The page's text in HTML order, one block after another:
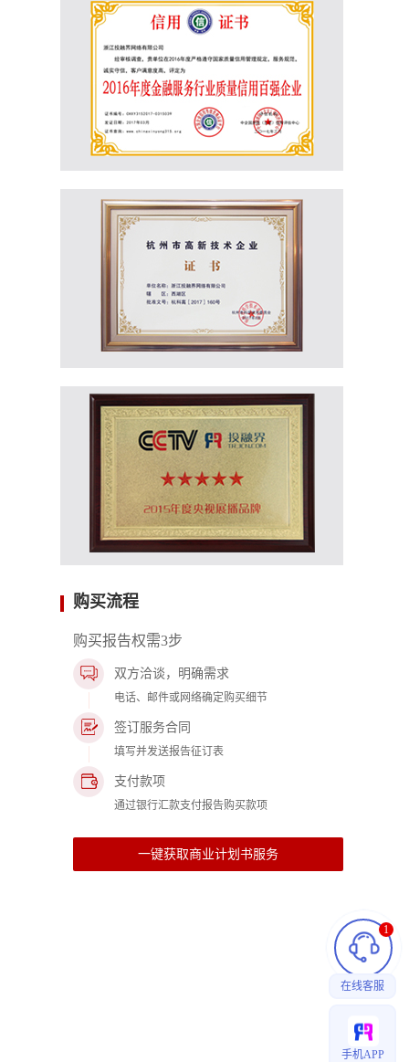
购买流程
购买报告权需3步
双方洽谈，明确需求
电话、邮件或网络确定购买细节
签订服务合同
填写并发送报告征订表
支付款项
通过银行汇款支付报告购买款项
一键获取商业计划书服务
在线客服
1
手机APP